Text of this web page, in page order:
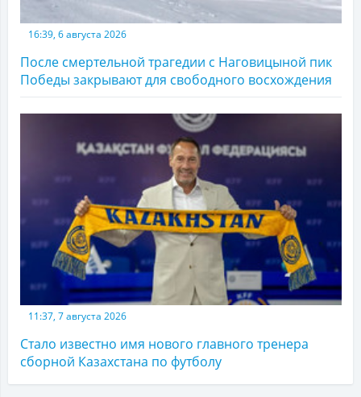
16:39, 6 августа 2026
После смертельной трагедии с Наговицыной пик
Победы закрывают для свободного восхождения
11:37, 7 августа 2026
Стало известно имя нового главного тренера
сборной Казахстана по футболу